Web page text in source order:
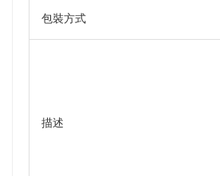
包裝方式
描述